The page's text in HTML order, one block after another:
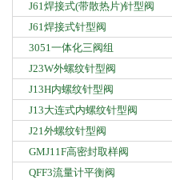
J61焊接式(带散热片)针型阀
J61焊接式针型阀
3051一体化三阀组
J23W外螺纹针型阀
J13H内螺纹针型阀
J13大连式内螺纹针型阀
J21外螺纹针型阀
GMJ11F高密封取样阀
QFF3流量计平衡阀